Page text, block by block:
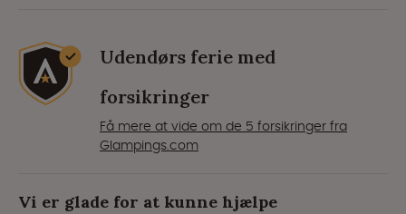
Udendørs ferie med
forsikringer
Få mere at vide om de 5 forsikringer fra
Glampings.com
Vi er glade for at kunne hjælpe